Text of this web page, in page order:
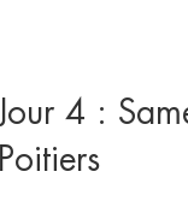
Jour 4 :
Poitiers